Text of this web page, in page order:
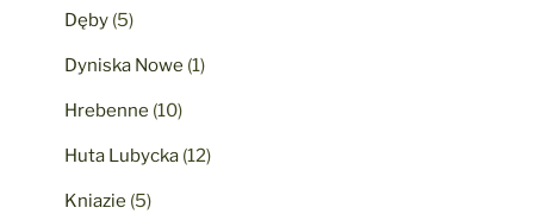
Dęby (5)
Dyniska Nowe (1)
Hrebenne (10)
Huta Lubycka (12)
Kniazie (5)